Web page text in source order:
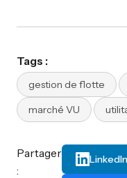
Tags :
gestion de flotte
marché VU
Partager
:
LinkedIn